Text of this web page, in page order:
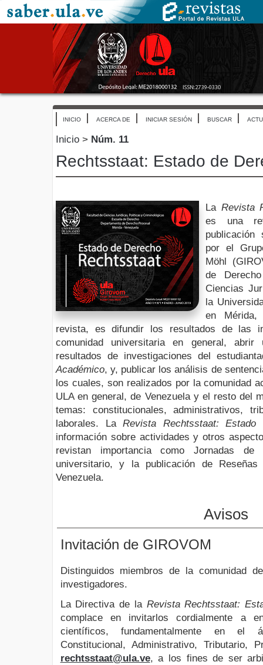
INICIO ACERCA DE INICIAR SESIÓN BUSCAR
Inicio > Núm. 11
Rechtsstaat: Estado de
La Revista
es una
publicación
por el
Möhl
de
Ciencias
la
en
revista, es difundir los resultados de las
comunidad universitaria en general,
resultados de investigaciones del
Académico, y, publicar los análisis de
los cuales, son realizados por la comunidad
ULA en general, de Venezuela y el resto del
temas: constitucionales, administrativos,
laborales. La Revista Rechtsstaat: Estado
información sobre actividades y otros
revistan importancia como Jornadas de
universitario, y la publicación de
Venezuela.
Avisos
Invitación de GIROVOM
Distinguidos miembros de la comunidad
investigadores.
La Directiva de la Revista Rechtsstaat:
complace en invitarlos cordialmente a
científicos, fundamentalmente en el
Constitucional, Administrativo, Tributario,
rechtsstaat@ula.ve, a los fines de ser